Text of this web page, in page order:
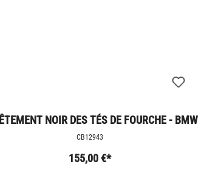
NOIR DES TÉS DE FOURCHE - BMW
R12
CB12943
155,00 €*